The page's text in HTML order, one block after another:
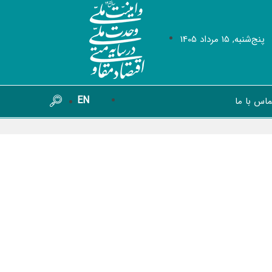
پنج‌شنبه, 15 مرداد 1405
با ما EN